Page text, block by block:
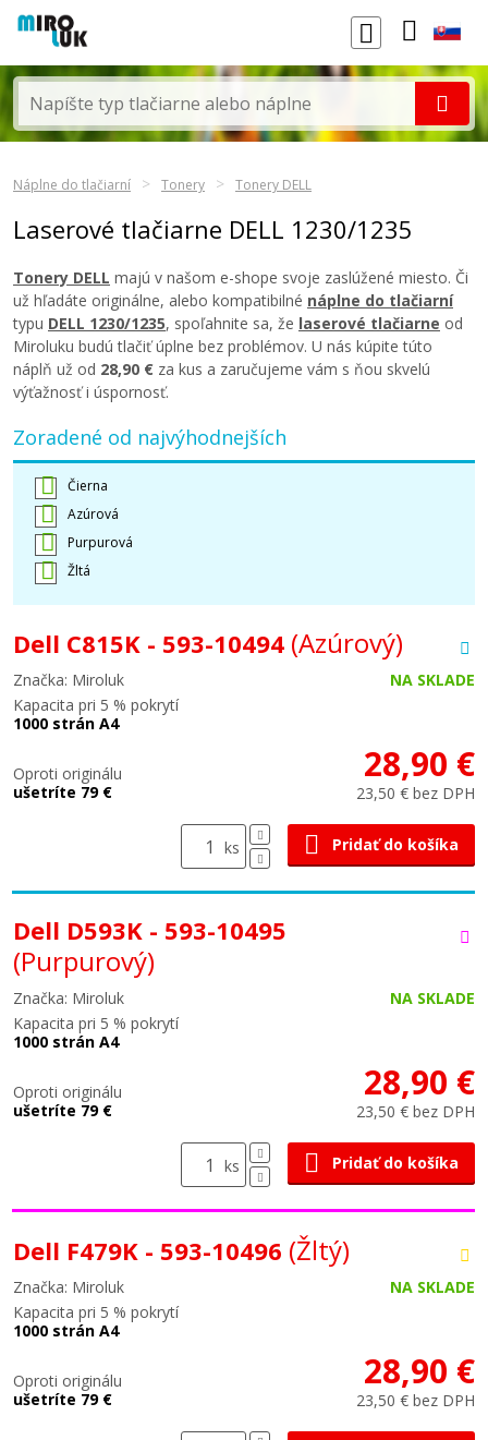
Náplne do tlačiarní Tonery Tonery DELL
Laserové tlačiarne DELL 1230/1235
Tonery DELL majú v našom e-shope svoje zaslúžené miesto. Či
už hľadáte originálne, alebo kompatibilné náplne do tlačiarní
typu DELL 1230/1235, spoľahnite sa, že laserové tlačiarne od
Miroluku budú tlačiť úplne bez problémov. U nás kúpite túto
náplň už od 28,90 € za kus a zaručujeme vám s ňou skvelú
výťažnosť i úspornosť.
Zoradené od najvýhodnejších
Čierna
Azúrová
Purpurová
Žltá
Dell C815K - 593-10494 (Azúrový)
Značka: Miroluk
NA SKLADE
Kapacita pri 5 % pokrytí
1000 strán A4
Oproti originálu
ušetríte 79 €
28,90 €
23,50 € bez DPH
ks Pridať do košíka
Dell D593K - 593-10495
(Purpurový)
Značka: Miroluk
NA SKLADE
Kapacita pri 5 % pokrytí
1000 strán A4
Oproti originálu
ušetríte 79 €
28,90 €
23,50 € bez DPH
ks Pridať do košíka
Dell F479K - 593-10496 (Žltý)
Značka: Miroluk
NA SKLADE
Kapacita pri 5 % pokrytí
1000 strán A4
Oproti originálu
ušetríte 79 €
28,90 €
23,50 € bez DPH